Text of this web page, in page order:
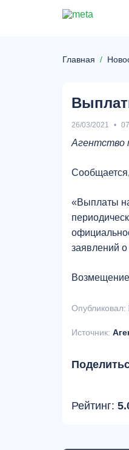
Главная
26/03/2021
Агентство
«Выплаты
заявлений
Возмещение
Опубликовал:
Источник:
Рейтинг: